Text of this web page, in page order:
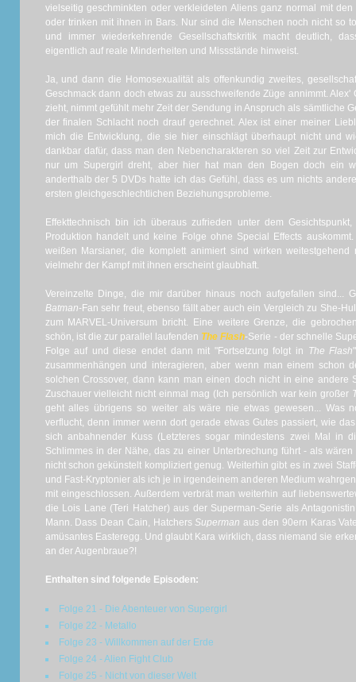
vielseitig geschminkten oder verkleideten Aliens ganz normal mit
oder trinken mit ihnen in Bars. Nur sind die Menschen noch nicht so
und immer wiederkehrende Gesellschaftskritik macht deutlich,
eigentlich auf reale Minderheiten und Missstände hinweist.
Ja, und dann die Homosexualität als offenkundig zweites,
Geschmack dann doch etwas zu ausschweifende Züge annimmt.
zieht, nimmt gefühlt mehr Zeit der Sendung in Anspruch als sämtliche
der finalen Schlacht noch drauf gerechnet. Alex ist einer meiner
mich die Entwicklung, die sie hier einschlägt überhaupt nicht und
dankbar dafür, dass man den Nebencharakteren so viel Zeit zur
nur um Supergirl dreht, aber hier hat man den Bogen doch ein
anderthalb der 5 DVDs hatte ich das Gefühl, dass es um nichts
ersten gleichgeschlechtlichen Beziehungsprobleme.
Effekttechnisch bin ich überaus zufrieden unter dem
Produktion handelt und keine Folge ohne Special Effects
weißen Marsianer, die komplett animiert sind wirken
vielmehr der Kampf mit ihnen erscheint glaubhaft.
Vereinzelte Dinge, die mir darüber hinaus noch aufgefallen sind...
Batman-Fan sehr freut, ebenso fällt aber auch ein Vergleich zu She-
zum MARVEL-Universum bricht. Eine weitere Grenze, die
schön, ist die zur parallel laufenden The Flash-Serie - der schnelle
Folge auf und diese endet dann mit "Fortsetzung folgt in The Flash
zusammenhängen und interagieren, aber wenn man einem schon
solchen Crossover, dann kann man einen doch nicht in eine
Zuschauer vielleicht nicht einmal mag (Ich persönlich war kein großer
geht alles übrigens so weiter als wäre nie etwas gewesen... Was
verflucht, denn immer wenn dort gerade etwas Gutes passiert, wie
sich anbahnender Kuss (Letzteres sogar mindestens zwei Mal in
Schlimmes in der Nähe, das zu einer Unterbrechung führt - als
nicht schon gekünstelt kompliziert genug. Weiterhin gibt es in zwei
und Fast-Kryptonier als ich je in irgendeinem anderen Medium
mit eingeschlossen. Außerdem verbrät man weiterhin auf
die Lois Lane (Teri Hatcher) aus der Superman-Serie als
Mann. Dass Dean Cain, Hatchers Superman aus den 90ern Karas
amüsantes Easteregg. Und glaubt Kara wirklich, dass niemand sie
an der Augenbraue?!
Enthalten sind folgende Episoden:
Folge 21 - Die Abenteuer von Supergirl
Folge 22 - Metallo
Folge 23 - Willkommen auf der Erde
Folge 24 - Alien Fight Club
Folge 25 - Nicht von dieser Welt